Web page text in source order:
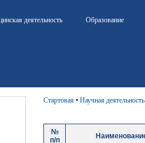
деятельность Образование
Стартовая • Научная деятельность
№
п/п